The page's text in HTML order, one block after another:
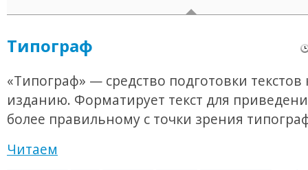
Типограф
«Типограф» — средство подготовки текстов
изданию. Форматирует текст для
более правильному с точки зрения
Читаем